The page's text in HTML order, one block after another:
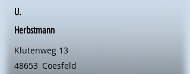
U.
Herbstmann
Klutenweg 13
48653 Coesfeld